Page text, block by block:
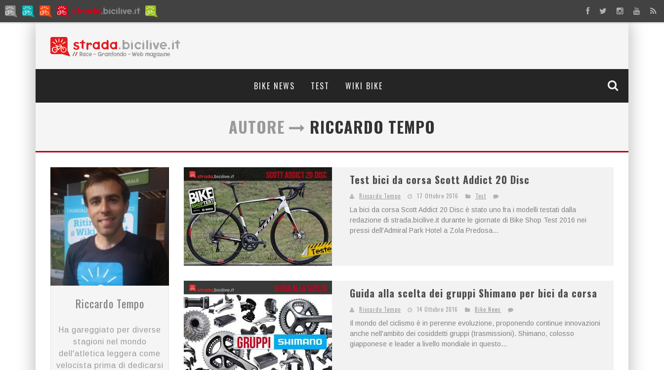
BIKE NEWS TEST WIKI BIKE
AUTORE RICCARDO TEMPO
Riccardo Tempo
Ha gareggiato per diverse
stagioni nel mondo
dell'atletica leggera come
velocista prima di dedicarsi
Test bici da corsa Scott Addict 20 Disc
Riccardo Tempo 17 Ottobre 2016
Test
La bici da corsa Scott Addict 20 Disc è stato uno fra i modelli testati dalla
redazione di strada.bicilive.it durante le giornate di Bike Shop Test 2016 nei
pressi dell'Admiral Park Hotel a Zola Predosa...
Guida alla scelta dei gruppi Shimano per bici da corsa
Riccardo Tempo 14 Ottobre 2016
Bike News
Il mondo del ciclismo è in perenne evoluzione, proponendo continue innovazioni
anche nell'ambito dei cosiddetti gruppi (trasmissioni). Shimano, colosso
giapponese e leader a livello mondiale in questo...